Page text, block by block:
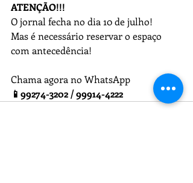
ATENÇÃO!!!
O jornal fecha no dia 10 de julho!
Mas é necessário reservar o espaço
com antecedência!
Chama agora no WhatsApp
📱99274-3202 / 99914-4222